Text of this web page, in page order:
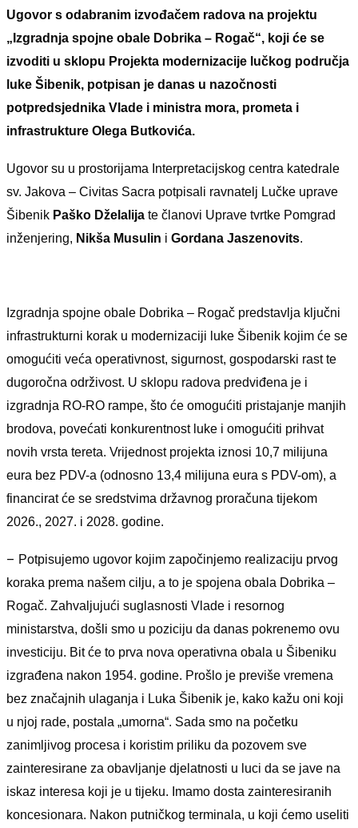
Ugovor s odabranim izvođačem radova na projektu
„Izgradnja spojne obale Dobrika – Rogač“, koji će se
izvoditi u sklopu Projekta modernizacije lučkog područja
luke Šibenik, potpisan je danas u nazočnosti
potpredsjednika Vlade i ministra mora, prometa i
infrastrukture Olega Butkovića.
Ugovor su u prostorijama Interpretacijskog centra katedrale
sv. Jakova – Civitas Sacra potpisali ravnatelj Lučke uprave
Šibenik Paško Dželalijate članovi Uprave tvrtke Pomgrad
inženjering, Nikša Musulin i Gordana Jaszenovits.
Izgradnja spojne obale Dobrika – Rogač predstavlja ključni
infrastrukturni korak u modernizaciji luke Šibenik kojim će se
omogućiti veća operativnost, sigurnost, gospodarski rast te
dugoročna održivost. U sklopu radova predviđena je i
izgradnja RO-RO rampe, što će omogućiti pristajanje manjih
brodova, povećati konkurentnost luke i omogućiti prihvat
novih vrsta tereta. Vrijednost projekta iznosi 10,7 milijuna
eura bez PDV-a (odnosno 13,4 milijuna eura s PDV-om), a
financirat će se sredstvima državnog proračuna tijekom
2026., 2027. i 2028. godine.
– Potpisujemo ugovor kojim započinjemo realizaciju prvog
koraka prema našem cilju, a to je spojena obala Dobrika –
Rogač. Zahvaljujući suglasnosti Vlade i resornog
ministarstva, došli smo u poziciju da danas pokrenemo ovu
investiciju. Bit će to prva nova operativna obala u Šibeniku
izgrađena nakon 1954. godine. Prošlo je previše vremena
bez značajnih ulaganja i Luka Šibenik je, kako kažu oni koji
u njoj rade, postala „umorna“. Sada smo na početku
zanimljivog procesa i koristim priliku da pozovem sve
zainteresirane za obavljanje djelatnosti u luci da se jave na
iskaz interesa koji je u tijeku. Imamo dosta zainteresiranih
koncesionara. Nakon putničkog terminala, u koji ćemo useliti